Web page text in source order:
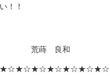
！！
ト 荒蒔 良和